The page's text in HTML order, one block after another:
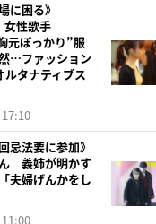
に困る》
女性歌手
元ぽっかり”服
…ファッション
ルタナティブス
忌法要に参加》
義姉が明かす
夫婦げんかをし